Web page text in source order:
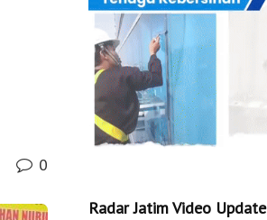
0
Radar Jatim Video Update